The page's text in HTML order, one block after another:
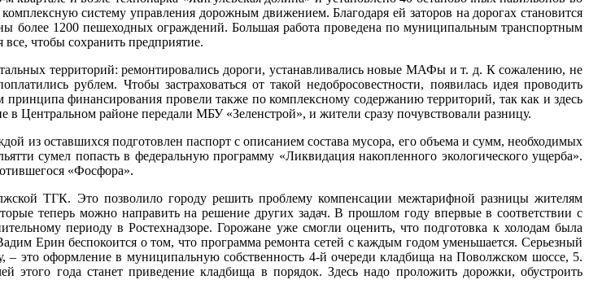
систему управления дорожным движением. Благодаря ей заторов на дорогах становится
более 1200 пешеходных ограждений. Большая работа проведена по муниципальным транспортным
чтобы сохранить предприятие.
территорий: ремонтировались дороги, устанавливались новые МАФы и т. д. К сожалению, не
рублем. Чтобы застраховаться от такой недобросовестности, появилась идея проводить
финансирования провели также по комплексному содержанию территорий, так как и здесь
Центральном районе передали МБУ «Зеленстрой», и жители сразу почувствовали разницу.
из оставшихся подготовлен паспорт с описанием состава мусора, его объема и сумм, необходимых
сумел попасть в федеральную программу «Ликвидация накопленного экологического ущерба».
«Фосфора».
ТГК. Это позволило городу решить проблему компенсации межтарифной разницы жителям
теперь можно направить на решение других задач. В прошлом году впервые в соответствии с
периоду в Ростехнадзоре. Горожане уже смогли оценить, что подготовка к холодам была
Ерин беспокоится о том, что программа ремонта сетей с каждым годом уменьшается. Серьезный
это оформление в муниципальную собственность 4-й очереди кладбища на Поволжском шоссе, 5.
этого года станет приведение кладбища в порядок. Здесь надо проложить дорожки, обустроить